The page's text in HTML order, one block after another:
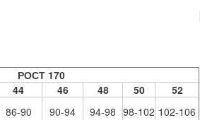
РОСТ 170
44 46 48 50
52
86-90 90-94 94-98 98-102 102-106